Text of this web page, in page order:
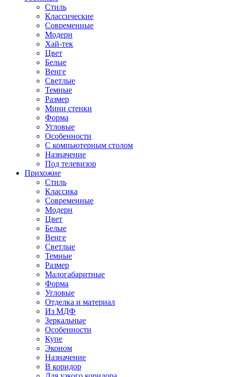
Стиль
Классические
Современные
Модерн
Хай-тек
Цвет
Белые
Венге
Светлые
Темные
Размер
Мини стенки
Форма
Угловые
Особенности
С компьютерным столом
Назначение
Под телевизор
Прихожие
Стиль
Классика
Современные
Модерн
Цвет
Белые
Венге
Светлые
Темные
Размер
Малогабаритные
Форма
Угловые
Отделка и материал
Из МДФ
Зеркальные
Особенности
Купе
Эконом
Назначение
В коридор